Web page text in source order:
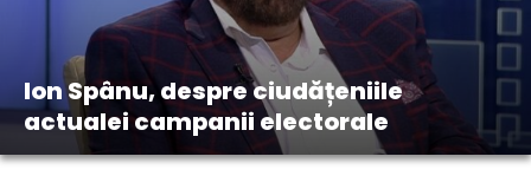
Ion Spânu, despre ciudățeniile
actualei campanii electorale